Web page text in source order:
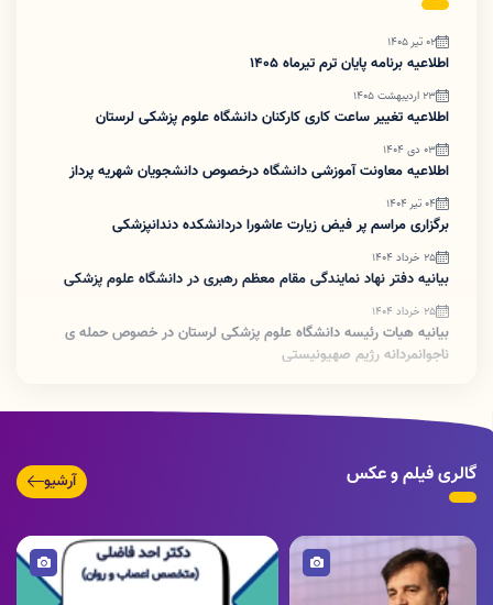
02 تیر 1405
اطلاعیه برنامه پایان ترم تیرماه 1405
23 اردیبهشت 1405
اطلاعیه تغییر ساعت کاری کارکنان دانشگاه علوم پزشکی لرستان
03 دی 1404
اطلاعیه معاونت آموزشی دانشگاه درخصوص دانشجویان شهریه پرداز
04 تیر 1404
برگزاری مراسم پر فیض زیارت عاشورا دردانشکده دندانپزشکی
25 خرداد 1404
بیانیه دفتر نهاد نمایندگی مقام معظم رهبری در دانشگاه علوم پزشکی
25 خرداد 1404
بیانیه هیات رئیسه دانشگاه علوم پزشکی لرستان در خصوص حمله ی
ناجوانمردانه رژیم صهیونیستی
تغییر ساعت کاری دانشگاه علوم پزشکی از روز شنبه ۱۶ فروردین ۱۴۰۴
24 دی 1403
قابل توجه کلیه همکاران به ویژه منشی بخش و خدمات
گالری فیلم و عکس آرشیو